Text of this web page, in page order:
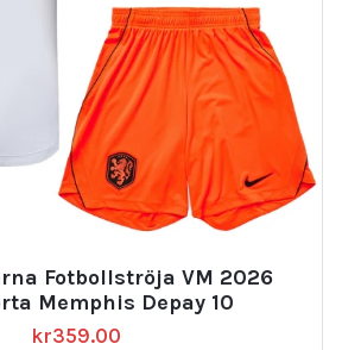
Fotbollströja VM 2026
Memphis Depay 10
kr359.00